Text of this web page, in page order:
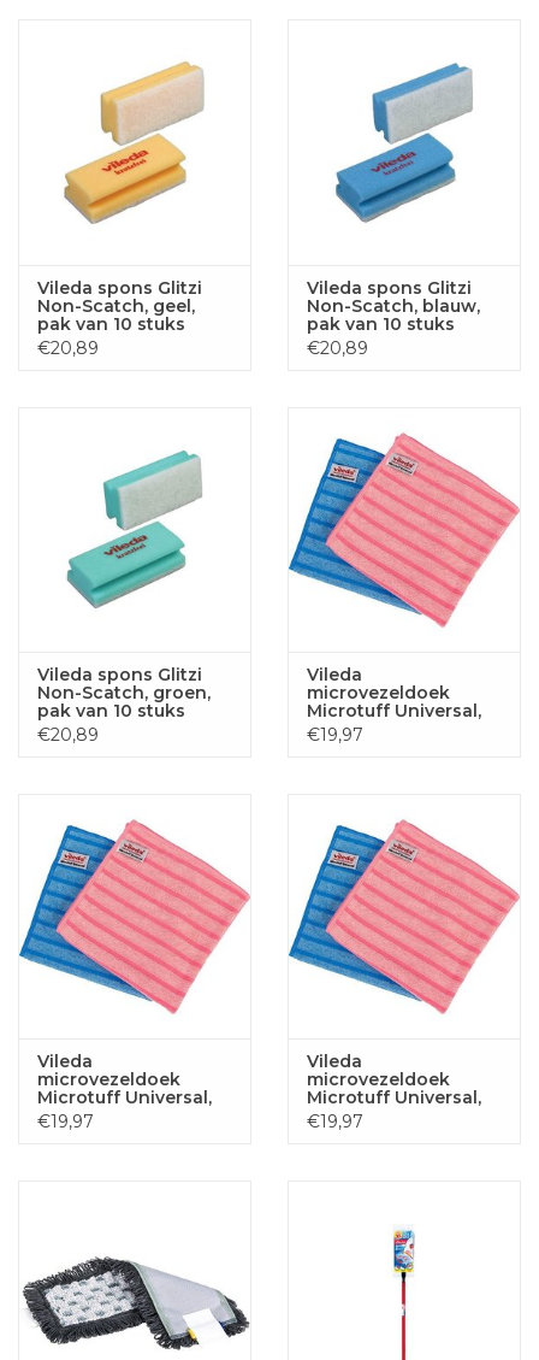
Vileda spons Glitzi
Non-Scatch, geel,
pak van 10 stuks
€20,89
Vileda spons Glitzi
Non-Scatch, blauw,
pak van 10 stuks
€20,89
Vileda spons Glitzi
Non-Scatch, groen,
pak van 10 stuks
€20,89
Vileda
microvezeldoek
Microtuff Universal,
pak van 10 stuks,
groen
€19,97
Vileda
microvezeldoek
Microtuff Universal,
pak van 10 stuks,
rood
€19,97
Vileda
microvezeldoek
Microtuff Universal,
pak van 10 stuks,
blauw
€19,97